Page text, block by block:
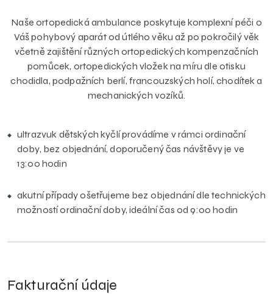
Naše ortopedická ambulance poskytuje komplexní péči o
Váš pohybový aparát od útlého věku až po pokročilý věk
včetně zajištění různých ortopedických kompenzačních
pomůcek, ortopedických vložek na míru dle otisku
chodidla, podpažních berlí, francouzských holí, chodítek a
mechanických vozíků.
ultrazvuk dětských kyčlí provádíme v rámci ordinační
doby, bez objednání, doporučený čas návštěvy je ve
13:00 hodin
akutní případy ošetřujeme bez objednání dle technických
možností ordinační doby, ideální čas od 9:00 hodin
Fakturační údaje